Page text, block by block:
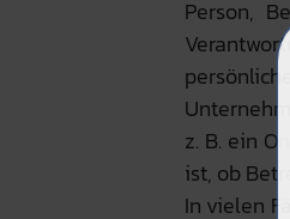
Person,
z. B. ein
ist, ob
In vielen